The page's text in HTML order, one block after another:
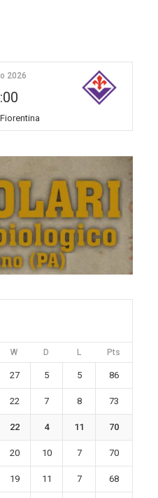
2026
W D L Pts
27 5 5 86
22 7 8 73
22 4 11 70
20 10 7 70
19 11 7 68